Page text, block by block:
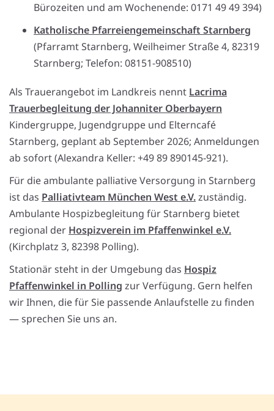
Bürozeiten und am Wochenende: 0171 49 49 394)
Katholische Pfarreiengemeinschaft Starnberg
(Pfarramt Starnberg, Weilheimer Straße 4, 82319
Starnberg; Telefon: 08151-908510)
Als Trauerangebot im Landkreis nennt Lacrima
Trauerbegleitung der Johanniter Oberbayern
Kindergruppe, Jugendgruppe und Elterncafé
Starnberg, geplant ab September 2026; Anmeldungen
ab sofort (Alexandra Keller: +49 89 890145-921).
Für die ambulante palliative Versorgung in Starnberg
ist das Palliativteam München West e.V.zuständig.
Ambulante Hospizbegleitung für Starnberg bietet
regional der Hospizverein im Pfaffenwinkel e.V.
(Kirchplatz 3, 82398 Polling).
Stationär steht in der Umgebung das Hospiz
Pfaffenwinkel in Polling zur Verfügung. Gern helfen
wir Ihnen, die für Sie passende Anlaufstelle zu finden
— sprechen Sie uns an.